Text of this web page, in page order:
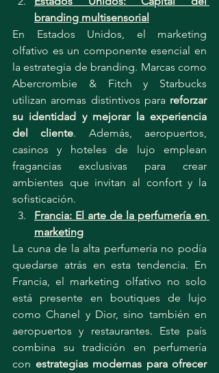
branding multisensorial
En Estados Unidos, el marketing
olfativo es un componente esencial en
la estrategia de branding. Marcas como
Abercrombie & Fitch y Starbucks
utilizan aromas distintivos para reforzar
su identidad y mejorar la experiencia
del cliente. Además, aeropuertos,
casinos y hoteles de lujo emplean
fragancias exclusivas para crear
ambientes que invitan al confort y la
sofisticación.
Francia: El arte de la perfumería en
marketing
La cuna de la alta perfumería no podía
quedarse atrás en esta tendencia. En
Francia, el marketing olfativo no solo
está presente en boutiques de lujo
como Chanel y Dior, sino también en
aeropuertos y restaurantes. Este país
combina su tradición en perfumería
con estrategias modernas para ofrecer